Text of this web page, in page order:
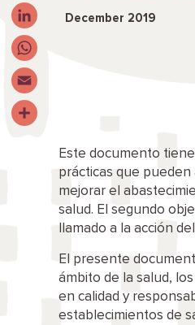
December 2019
Este documento
prácticas que pueden
mejorar el
salud. El segundo
llamado a la acción
El presente
ámbito de la salud,
en calidad y
establecimientos de
Twitter
LinkedIn
WhatsApp
Email